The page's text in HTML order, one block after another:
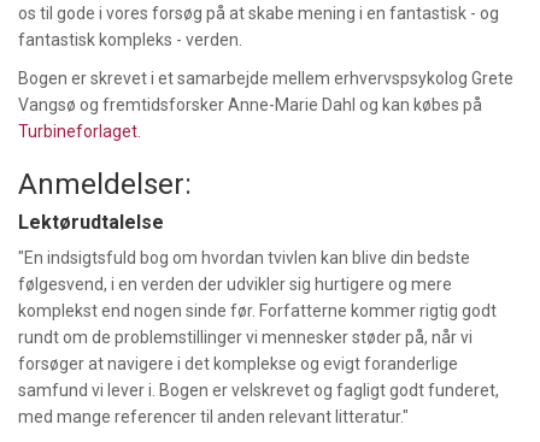
os til gode i vores forsøg på at skabe mening i en fantastisk - og
fantastisk kompleks - verden.
Bogen er skrevet i et samarbejde mellem erhvervspsykolog Grete
Vangsø og fremtidsforsker Anne-Marie Dahl og kan købes på
Turbineforlaget.
Anmeldelser:
Lektørudtalelse
"En indsigtsfuld bog om hvordan tvivlen kan blive din bedste
følgesvend, i en verden der udvikler sig hurtigere og mere
komplekst end nogen sinde før. Forfatterne kommer rigtig godt
rundt om de problemstillinger vi mennesker støder på, når vi
forsøger at navigere i det komplekse og evigt foranderlige
samfund vi lever i. Bogen er velskrevet og fagligt godt funderet,
med mange referencer til anden relevant litteratur."